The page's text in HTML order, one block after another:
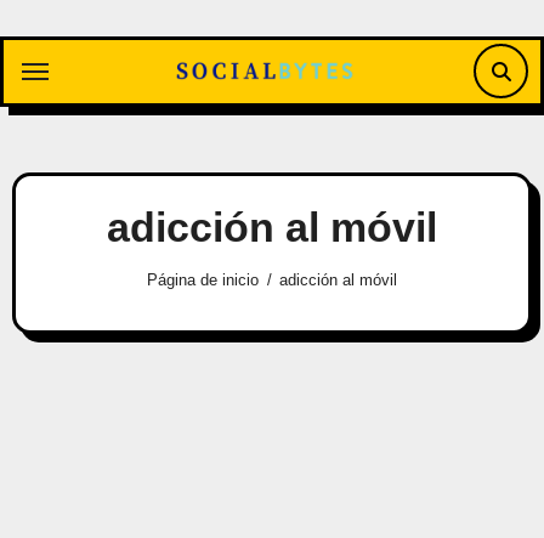
contenido
adicción al móvil
Página de inicio adicción al móvil